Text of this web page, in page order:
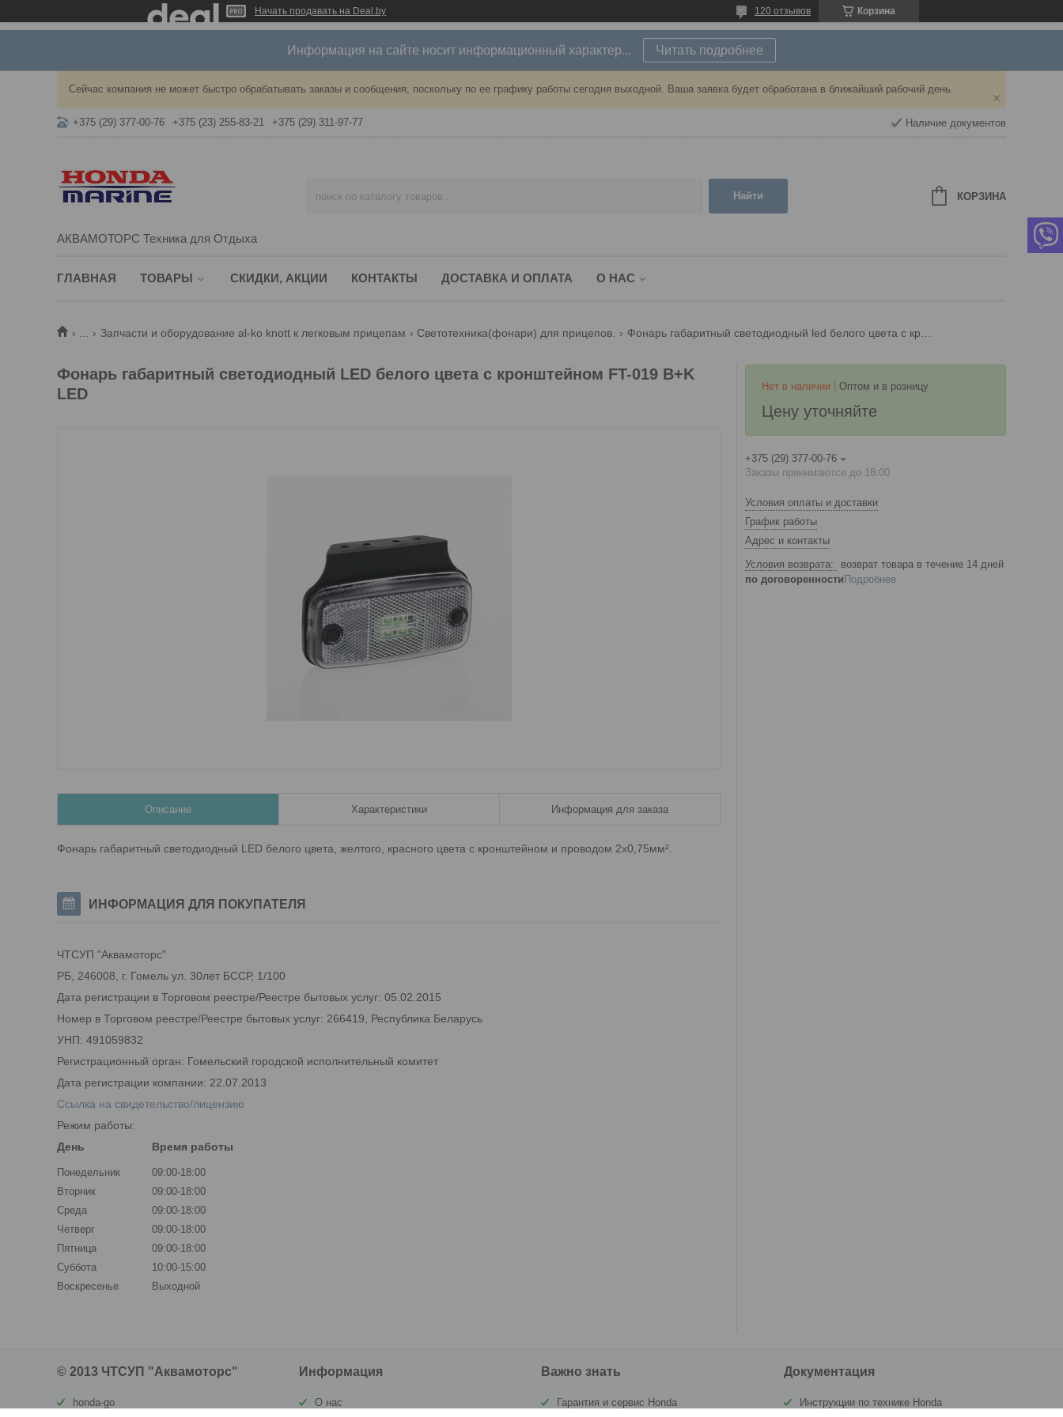
Начать продавать на Deal.by Корзина
120 отзывов
Информация на сайте носит информационный характер... Читать подробнее
Сейчас компания не может быстро обрабатывать заказы и сообщения, поскольку по ее графику работы сегодня выходной. Ваша заявка будет обработана в ближайший рабочий день.
+375 (29) 377-00-76 +375 (23) 255-83-21 +375 (29) 311-97-77 Наличие документов
АКВАМОТОРС Техника для Отдыха
Найти КОРЗИНА
ГЛАВНАЯ ТОВАРЫ СКИДКИ, АКЦИИ КОНТАКТЫ ДОСТАВКА И ОПЛАТА О НАС
Запчасти и оборудование al-ko knott к легковым прицепам Светотехника(фонари) для прицепов.
Фонарь габаритный светодиодный LED белого цвета c кронштейном FT-019 B+K
LED
Описание Характеристики Информация для заказа
Фонарь габаритный светодиодный LED белого цвета, желтого, красного цвета c кронштейном и проводом 2x0,75мм².
ИНФОРМАЦИЯ ДЛЯ ПОКУПАТЕЛЯ
ЧТСУП "Аквамоторс"
РБ, 246008, г. Гомель ул. 30лет БССР, 1/100
Дата регистрации в Торговом реестре/Реестре бытовых услуг: 05.02.2015
Номер в Торговом реестре/Реестре бытовых услуг: 266419, Республика Беларусь
УНП: 491059832
Регистрационный орган: Гомельский городской исполнительный комитет
Дата регистрации компании: 22.07.2013
Ссылка на свидетельство/лицензию
Режим работы:
День
Время работы
Понедельник
09:00-18:00
Вторник
09:00-18:00
Среда
09:00-18:00
Четверг
09:00-18:00
Пятница
09:00-18:00
Суббота
10:00-15:00
Воскресенье
Выходной
Нет в наличии Оптом и в розницу
Цену уточняйте
+375 (29) 377-00-76
Заказы принимаются до 18:00
Условия оплаты и доставки
График работы
Адрес и контакты
возврат товара в течение 14 дней
по договоренности Подробнее
© 2013 ЧТСУП "Аквамоторс"
honda-go
Информация
О нас
Важно знать
Гарантия и сервис Honda
Документация
Инструкции по технике Honda